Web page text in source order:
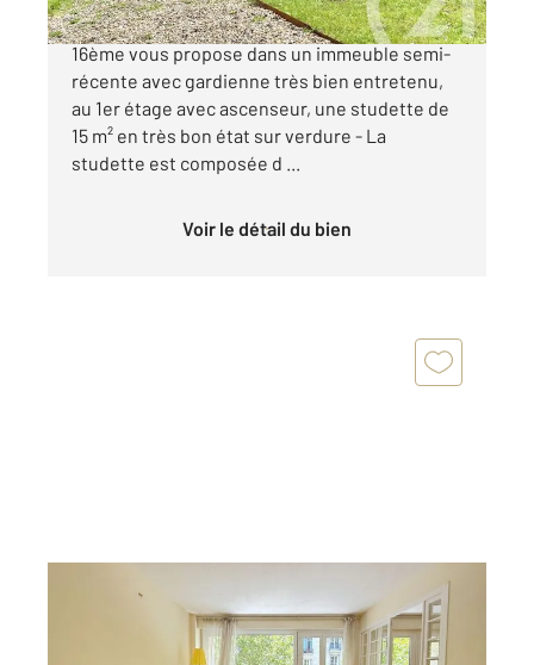
AUTEUIL - Votre agence Century 21 Via Conseil
16ème vous propose dans un immeuble semi-
récente avec gardienne très bien entretenu,
au 1er étage avec ascenseur, une studette de
15 m² en très bon état sur verdure - La
studette est composée d ...
Voir le détail du bien
PARIS 75016
, 3 pièces